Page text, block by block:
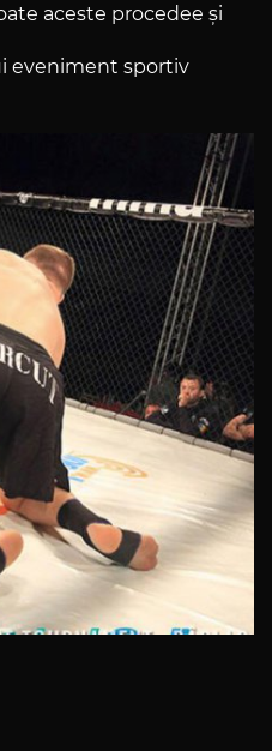
aceste procedee și
eveniment sportiv